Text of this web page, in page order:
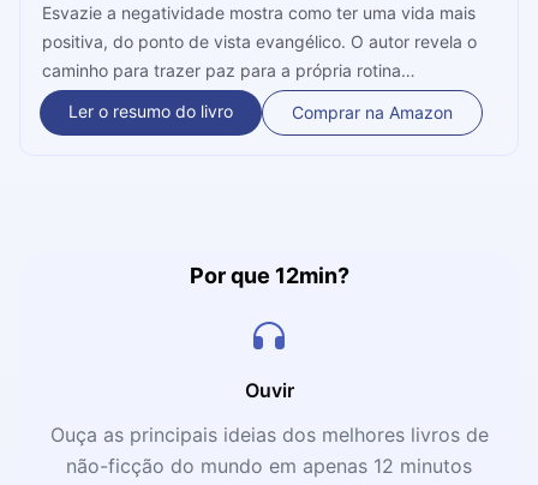
Esvazie a negatividade mostra como ter uma vida mais
positiva, do ponto de vista evangélico. O autor revela o
caminho para trazer paz para a própria rotina
preenchendo-a só com coisas boas, deixando os
pensamentos pessimistas em segundo plano e trazendo
Ler o resumo do livro Comprar na Amazon
Por que 12min?
Ouvir
Ouça as principais ideias dos melhores livros de
não-ficção do mundo em apenas 12 minutos